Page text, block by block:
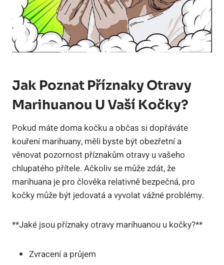
Jak Poznat Příznaky Otravy
Marihuanou U Vaší Kočky?
Pokud máte doma kočku a občas si dopřáváte
kouření marihuany, měli byste být obezřetní a
věnovat pozornost příznakům otravy u vašeho
chlupatého přítele. Ačkoliv se může zdát, že
marihuana je pro člověka relativně bezpečná, pro
kočky může být jedovatá a vyvolat vážné problémy.
**Jaké jsou příznaky otravy marihuanou u kočky?**
Zvracení a průjem